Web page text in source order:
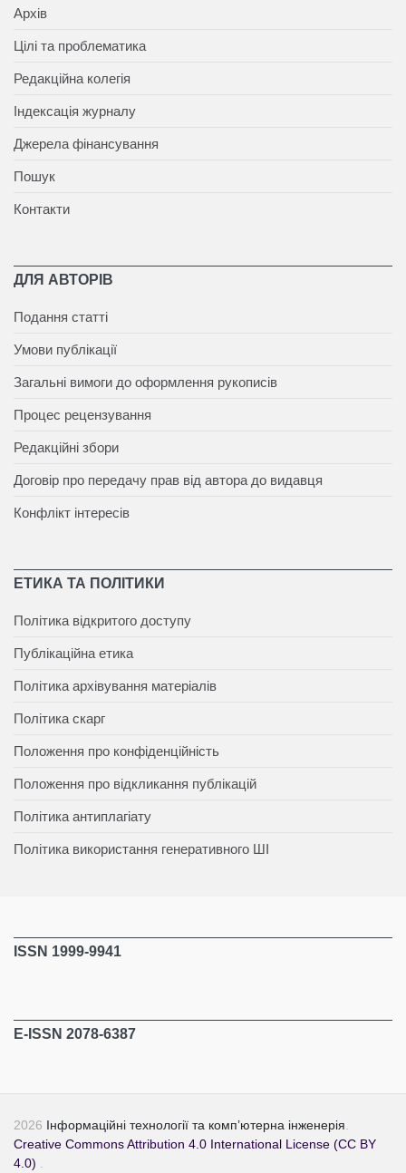
Архів
Цілі та проблематика
Редакційна колегія
Індексація журналу
Джерела фінансування
Пошук
Контакти
ДЛЯ АВТОРІВ
Подання статті
Умови публікації
Загальні вимоги до оформлення рукописів
Процес рецензування
Редакційні збори
Договір про передачу прав від автора до видавця
Конфлікт інтересів
ЕТИКА ТА ПОЛІТИКИ
Політика відкритого доступу
Публікаційна етика
Політика архівування матеріалів
Політика скарг
Положення про конфіденційність
Положення про відкликання публікацій
Політика антиплагіату
Політика використання генеративного ШІ
ISSN 1999-9941
E-ISSN 2078-6387
2026 Інформаційні технології та комп’ютерна інженерія
Creative Commons Attribution 4.0 International License (CC BY
4.0)